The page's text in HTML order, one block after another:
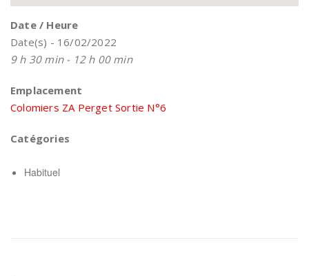
Date / Heure
Date(s) - 16/02/2022
9 h 30 min - 12 h 00 min
Emplacement
Colomiers ZA Perget Sortie N°6
Catégories
Habituel